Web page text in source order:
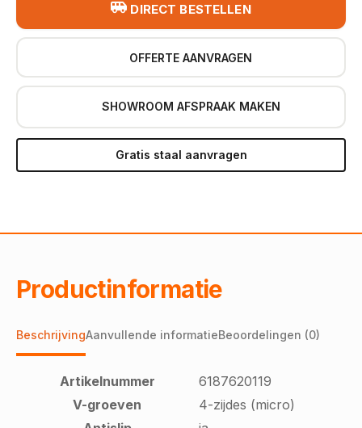
DIRECT BESTELLEN
OFFERTE AANVRAGEN
SHOWROOM AFSPRAAK MAKEN
Gratis staal aanvragen
Productinformatie
BeschrijvingAanvullende informatieBeoordelingen (0)
Artikelnummer
6187620119
V-groeven
4-zijdes (micro)